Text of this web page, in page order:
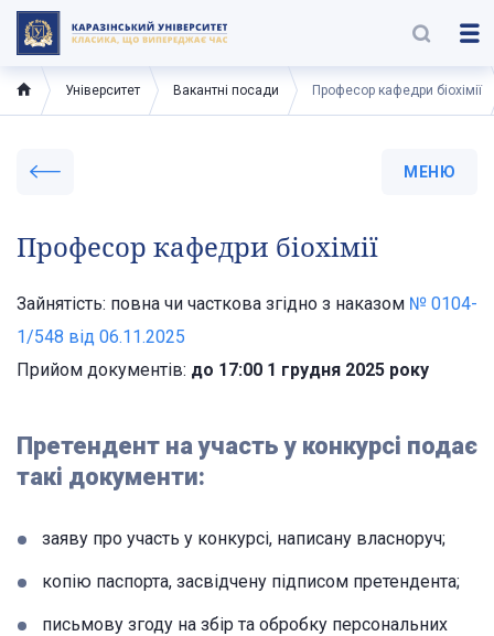
Університет Вакантні посади Професор кафедри біохімії
МЕНЮ
Професор кафедри біохімії
Зайнятість: повна чи часткова згідно з наказом № 0104-
1/548 від 06.11.2025
Прийом документів: до 17:00 1 грудня 2025 року
Претендент на участь у конкурсі подає
такі документи:
заяву про участь у конкурсі, написану власноруч;
копію паспорта, засвідчену підписом претендента;
письмову згоду на збір та обробку персональних